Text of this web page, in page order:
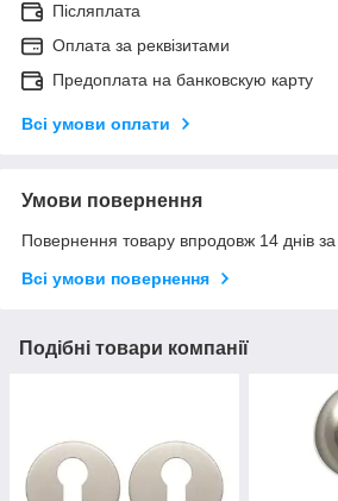
Післяплата
Оплата за реквізитами
Предоплата на банковскую карту
Всі умови оплати
Умови повернення
Повернення товару впродовж 14 днів
Всі умови повернення
Подібні товари компанії